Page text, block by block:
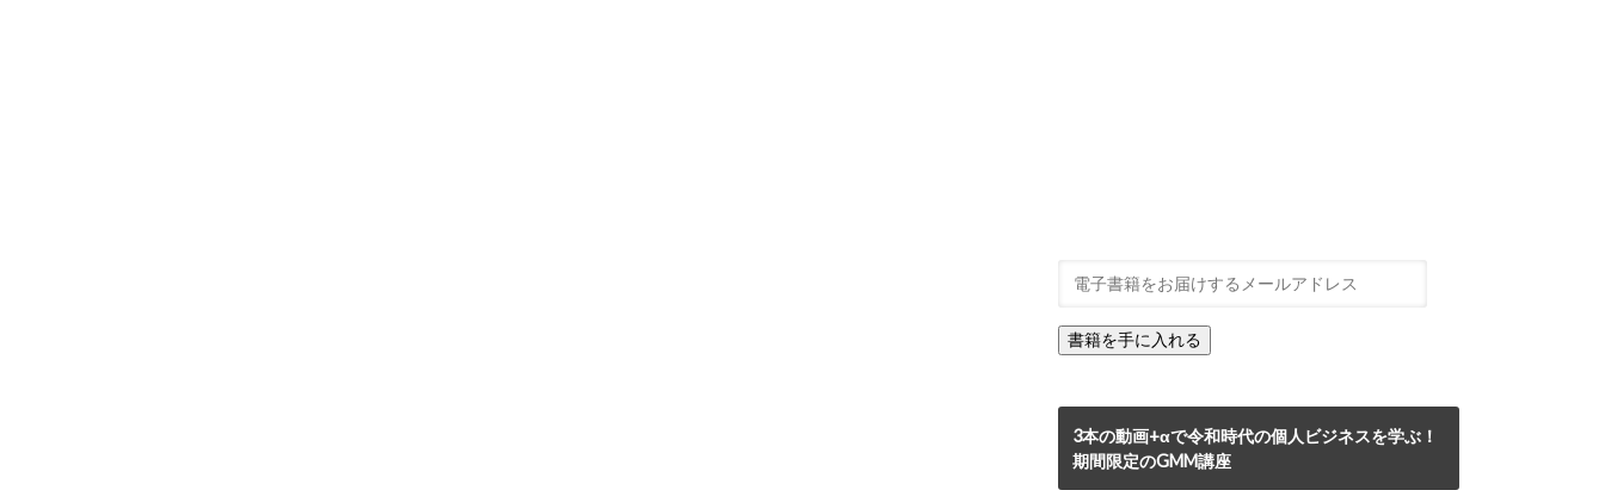
3本の動画+αで令和時代の個人ビジネスを学ぶ！
期間限定のGMM講座